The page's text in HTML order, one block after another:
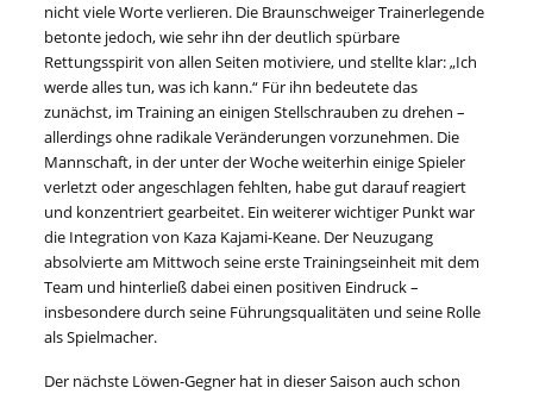
nicht viele Worte verlieren. Die Braunschweiger Trainerlegende
betonte jedoch, wie sehr ihn der deutlich spürbare
Rettungsspirit von allen Seiten motiviere, und stellte klar: „Ich
werde alles tun, was ich kann.“ Für ihn bedeutete das
zunächst, im Training an einigen Stellschrauben zu drehen –
allerdings ohne radikale Veränderungen vorzunehmen. Die
Mannschaft, in der unter der Woche weiterhin einige Spieler
verletzt oder angeschlagen fehlten, habe gut darauf reagiert
und konzentriert gearbeitet. Ein weiterer wichtiger Punkt war
die Integration von Kaza Kajami-Keane. Der Neuzugang
absolvierte am Mittwoch seine erste Trainingseinheit mit dem
Team und hinterließ dabei einen positiven Eindruck –
insbesondere durch seine Führungsqualitäten und seine Rolle
als Spielmacher.
Der nächste Löwen-Gegner hat in dieser Saison auch schon